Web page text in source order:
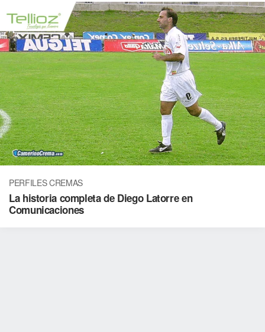
PERFILES CREMAS
La historia completa de Diego Latorre en
Comunicaciones